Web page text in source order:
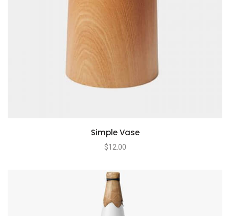
Simple Vase
$12.00